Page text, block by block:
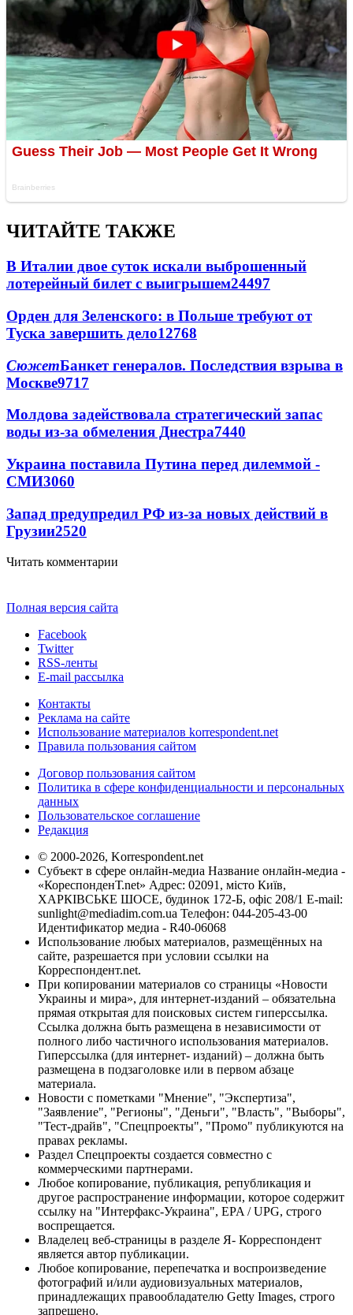
ЧИТАЙТЕ ТАКЖЕ
В Италии двое суток искали выброшенный
лотерейный билет с выигрышем24497
Орден для Зеленского: в Польше требуют от
Туска завершить дело12768
СюжетБанкет генералов. Последствия взрыва в
Москве9717
Молдова задействовала стратегический запас
воды из-за обмеления Днестра7440
Украина поставила Путина перед дилеммой -
СМИ3060
Запад предупредил РФ из-за новых действий в
Грузии2520
Читать комментарии
Полная версия сайта
Facebook
Twitter
RSS-ленты
E-mail рассылка
Контакты
Реклама на сайте
Использование материалов korrespondent.net
Правила пользования сайтом
Договор пользования сайтом
Политика в сфере конфиденциальности и персональных
данных
Пользовательское соглашение
Редакция
© 2000-2026, Korrespondent.net
Субъект в сфере онлайн-медиа Название онлайн-медиа -
«КореспонденТ.net» Адрес: 02091, місто Київ,
ХАРКІВСЬКЕ ШОСЕ, будинок 172-Б, офіс 208/1 E-mail:
sunlight@mediadim.com.ua Телефон: 044-205-43-00
Идентификатор медиа - R40-06068
Использование любых материалов, размещённых на
сайте, разрешается при условии ссылки на
Корреспондент.net.
При копировании материалов со страницы «Новости
Украины и мира», для интернет-изданий – обязательна
прямая открытая для поисковых систем гиперссылка.
Ссылка должна быть размещена в независимости от
полного либо частичного использования материалов.
Гиперссылка (для интернет- изданий) – должна быть
размещена в подзаголовке или в первом абзаце
материала.
Новости с пометками "Мнение", "Экспертиза",
"Заявление", "Регионы", "Деньги", "Власть", "Выборы",
"Тест-драйв", "Спецпроекты", "Промо" публикуются на
правах рекламы.
Раздел Спецпроекты создается совместно с
коммерческими партнерами.
Любое копирование, публикация, републикация и
другое распространение информации, которое содержит
ссылку на "Интерфакс-Украина", EPA / UPG, строго
воспрещается.
Владелец веб-страницы в разделе Я- Корреспондент
является автор публикации.
Любое копирование, перепечатка и воспроизведение
фотографий и/или аудиовизуальных материалов,
принадлежащих правообладателю Getty Images, строго
запрещено.